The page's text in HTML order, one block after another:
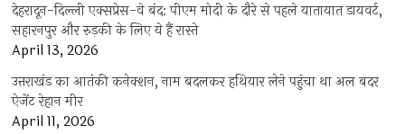
देहरादून-दिल्ली एक्सप्रेस-वे बंद: पीएम मोदी के दौरे से पहले यातायात डायवर्ट,
सहारनपुर और रुड़की के लिए ये हैं रास्ते
April 13, 2026
उत्तराखंड का आतंकी कनेक्शन, नाम बदलकर हथियार लेने पहुंचा था अल बदर
ऐजेंट रेहान मीर
April 11, 2026